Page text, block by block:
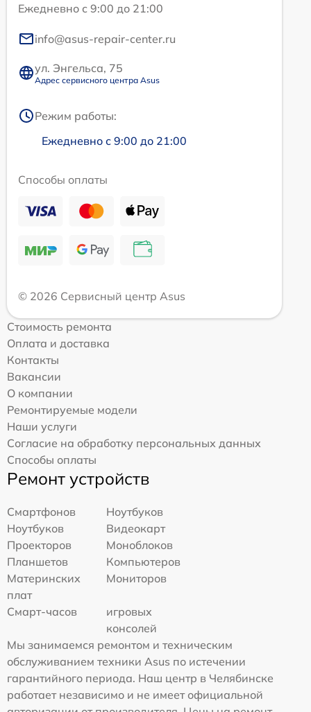
Ежедневно с 9:00 до 21:00
info@asus-repair-center.ru
ул. Энгельса, 75
Адрес сервисного центра Asus
Режим работы:
Ежедневно с 9:00 до 21:00
Способы оплаты
© 2026 Сервисный центр Asus
Стоимость ремонта
Оплата и доставка
Контакты
Вакансии
О компании
Ремонтируемые модели
Наши услуги
Согласие на обработку персональных данных
Способы оплаты
Ремонт устройств
Смартфонов
Ноутбуков
Ноутбуков
Видеокарт
Проекторов
Моноблоков
Планшетов
Компьютеров
Материнских
плат
Мониторов
Смарт-часов
игровых
консолей
Мы занимаемся ремонтом и техническим
обслуживанием техники Asus по истечении
гарантийного периода. Наш центр в Челябинске
работает независимо и не имеет официальной